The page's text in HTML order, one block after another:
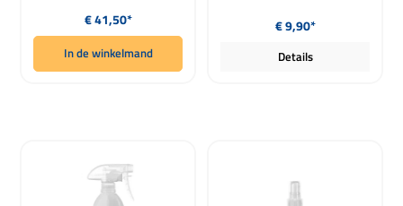
Normale prijs:
€ 41,50*
In de winkelmand
Normale prijs:
€ 9,90*
Details